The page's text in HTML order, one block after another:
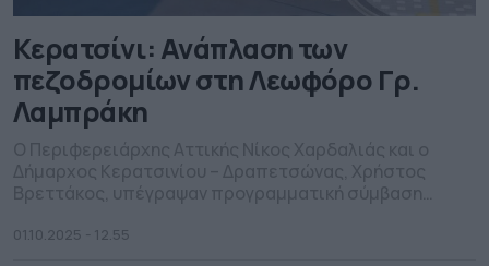
Κερατσίνι: Ανάπλαση των
πεζοδρομίων στη Λεωφόρο Γρ.
Λαμπράκη
των πεζοδρομίων, προϋπολογισμού 5,73 εκατ. ευρώ,
01.10.2025 - 12.55